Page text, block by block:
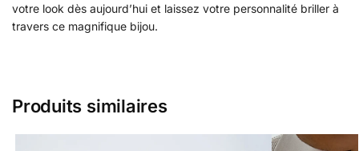
votre look dès aujourd’hui et laissez votre personnalité briller à
travers ce magnifique bijou.
Produits similaires